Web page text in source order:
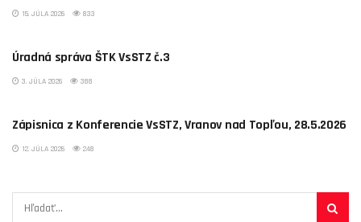
15. JÚLA 2026 833
Úradná správa ŠTK VsSTZ č.3
3. JÚLA 2026 388
Zápisnica z Konferencie VsSTZ, Vranov nad Topľou, 28.5.2026
12. JÚLA 2026 248